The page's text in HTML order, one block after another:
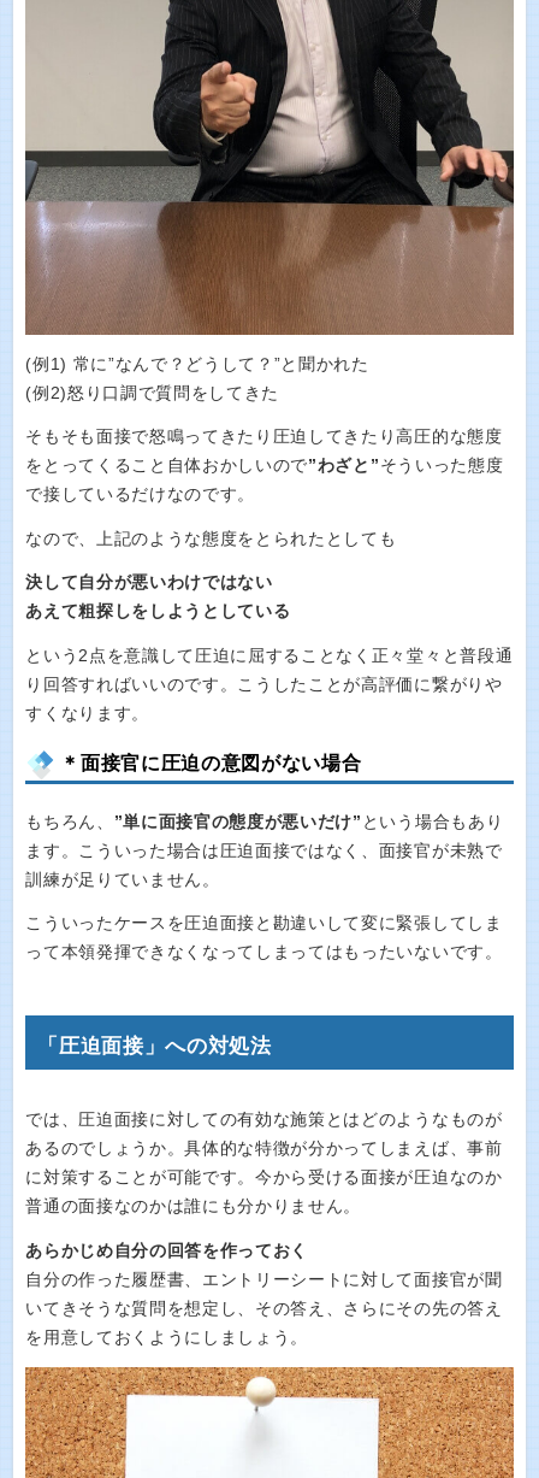
(例1) 常に”なんで？どうして？”と聞かれた
(例2)怒り口調で質問をしてきた
そもそも面接で怒鳴ってきたり圧迫してきたり高圧的な態度
をとってくること自体おかしいので”わざと” そういった態度
で接しているだけなのです。
なので、上記のような態度をとられたとしても
決して自分が悪いわけではない
あえて粗探しをしようとしている
という2点を意識して圧迫に屈することなく正々堂々と普段通
り回答すればいいのです。こうしたことが高評価に繋がりや
すくなります。
＊面接官に圧迫の意図がない場合
もちろん、 ”単に面接官の態度が悪いだけ” という場合もあり
ます。こういった場合は圧迫面接ではなく、面接官が未熟で
訓練が足りていません。
こういったケースを圧迫面接と勘違いして変に緊張してしま
って本領発揮できなくなってしまってはもったいないです。
「圧迫面接」への対処法
では、圧迫面接に対しての有効な施策とはどのようなものが
あるのでしょうか。具体的な特徴が分かってしまえば、事前
に対策することが可能です。今から受ける面接が圧迫なのか
普通の面接なのかは誰にも分かりません。
あらかじめ自分の回答を作っておく
自分の作った履歴書、エントリーシートに対して面接官が聞
いてきそうな質問を想定し、その答え、さらにその先の答え
を用意しておくようにしましょう。